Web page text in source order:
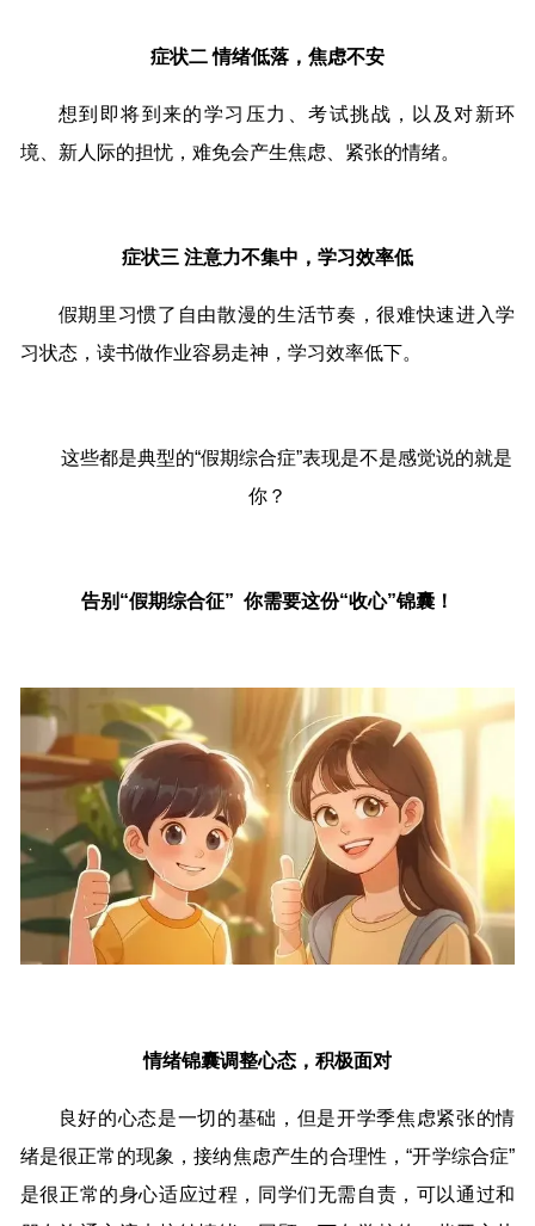
症状二 情绪低落，焦虑不安
想到即将到来的学习压力、考试挑战，以及对新环
境、新人际的担忧，难免会产生焦虑、紧张的情绪。
症状三 注意力不集中，学习效率低
假期里习惯了自由散漫的生活节奏，很难快速进入学
习状态，读书做作业容易走神，学习效率低下。
这些都是典型的“假期综合症”表现是不是感觉说的就是
你？
告别“假期综合征” 你需要这份“收心”锦囊！
情绪锦囊调整心态，积极面对
良好的心态是一切的基础，但是开学季焦虑紧张的情
绪是很正常的现象，接纳焦虑产生的合理性，“开学综合症”
是很正常的身心适应过程，同学们无需自责，可以通过和